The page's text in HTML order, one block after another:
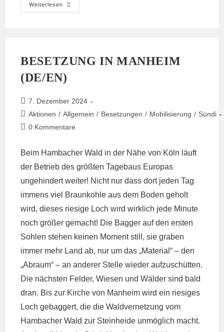
Weiterlesen
Besuch
Der
BESETZUNG IN MANHEIM
(DE/EN)
Beitrag
veröffentlicht:
7. Dezember 2024
Beitrags-
Kategorie:
Aktionen / Allgemein / Besetzungen / Mobilisierung / Sündi
Beitrags-
0 Kommentare
Beim Hambacher Wald in der Nähe von Köln läuft
der Betrieb des größten Tagebaus Europas
ungehindert weiter! Nicht nur dass dort jeden Tag
immens viel Braunkohle aus dem Boden geholt
wird, dieses riesige Loch wird wirklich jede Minute
noch größer gemacht! Die Bagger auf den ersten
Sohlen stehen keinen Moment still, sie graben
immer mehr Land ab, nur um das „Material“ – den
„Abraum“ – an anderer Stelle wieder aufzuschütten.
Die nächsten Felder, Wiesen und Wälder sind bald
dran. Bis zur Kirche von Manheim wird ein riesiges
Loch gebaggert, die die Waldvernetzung vom
Hambacher Wald zur Steinheide unmöglich macht.